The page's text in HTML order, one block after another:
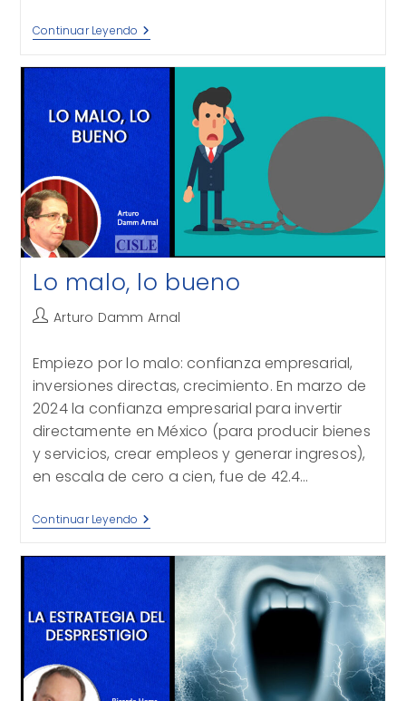
Continuar Leyendo Muy
Preocupante
Lo malo, lo bueno
Autor
entrada:
Arturo Damm Arnal
Empiezo por lo malo: confianza empresarial,
inversiones directas, crecimiento. En marzo de
2024 la confianza empresarial para invertir
directamente en México (para producir bienes
y servicios, crear empleos y generar ingresos),
en escala de cero a cien, fue de 42.4…
Continuar Leyendo Lo
Malo,
Bueno